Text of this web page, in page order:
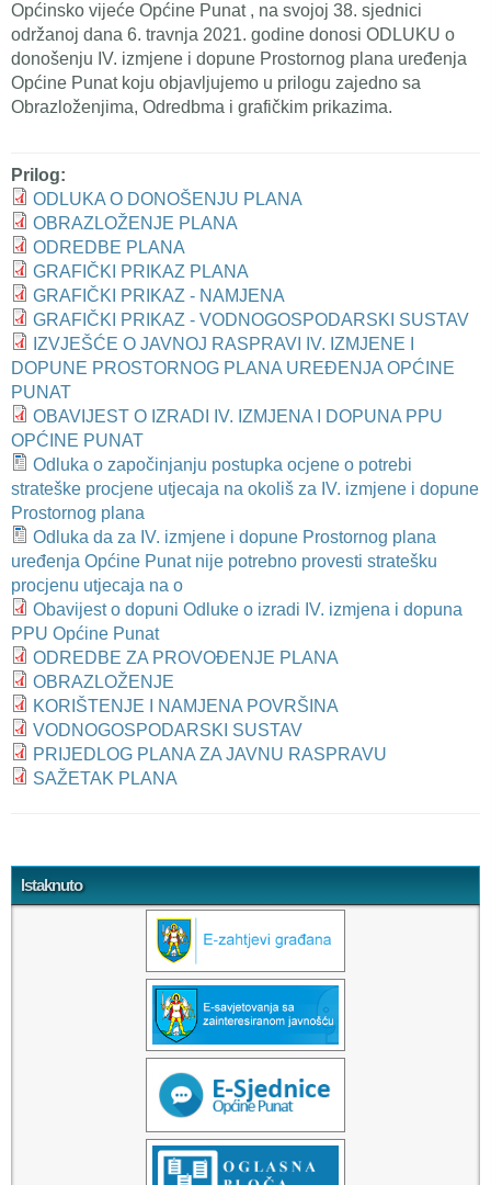
Općinsko vijeće Općine Punat , na svojoj 38. sjednici
održanoj dana 6. travnja 2021. godine donosi ODLUKU o
donošenju IV. izmjene i dopune Prostornog plana uređenja
Općine Punat koju objavljujemo u prilogu zajedno sa
Obrazloženjima, Odredbma i grafičkim prikazima.
Prilog:
ODLUKA O DONOŠENJU PLANA
OBRAZLOŽENJE PLANA
ODREDBE PLANA
GRAFIČKI PRIKAZ PLANA
GRAFIČKI PRIKAZ - NAMJENA
GRAFIČKI PRIKAZ - VODNOGOSPODARSKI SUSTAV
IZVJEŠĆE O JAVNOJ RASPRAVI IV. IZMJENE I
DOPUNE PROSTORNOG PLANA UREĐENJA OPĆINE
PUNAT
OBAVIJEST O IZRADI IV. IZMJENA I DOPUNA PPU
OPĆINE PUNAT
Odluka o započinjanju postupka ocjene o potrebi
strateške procjene utjecaja na okoliš za IV. izmjene i dopune
Prostornog plana
Odluka da za IV. izmjene i dopune Prostornog plana
uređenja Općine Punat nije potrebno provesti stratešku
procjenu utjecaja na o
Obavijest o dopuni Odluke o izradi IV. izmjena i dopuna
PPU Općine Punat
ODREDBE ZA PROVOĐENJE PLANA
OBRAZLOŽENJE
KORIŠTENJE I NAMJENA POVRŠINA
VODNOGOSPODARSKI SUSTAV
PRIJEDLOG PLANA ZA JAVNU RASPRAVU
SAŽETAK PLANA
Istaknuto